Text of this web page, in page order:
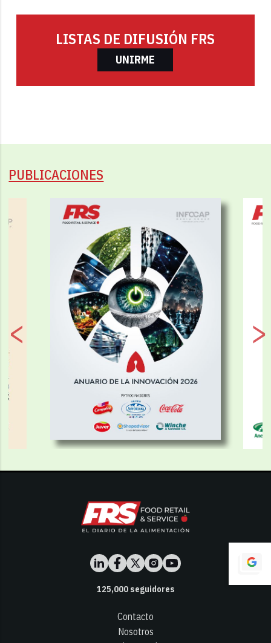
LISTAS DE DIFUSIÓN FRS
UNIRME
PUBLICACIONES
125,000seguidores
Contacto
Nosotros